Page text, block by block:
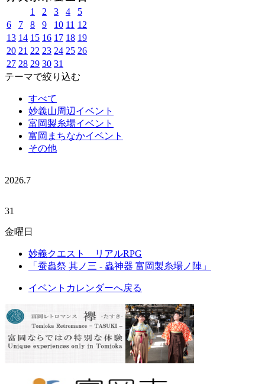
1
2 3 4
5
6
7 8 9 10 11 12
13 14 15 16 17 18 19
20 21 22 23 24 25 26
27 28 29 30 31
テーマで絞り込む
すべて
妙義山周辺イベント
富岡製糸場イベント
富岡まちなかイベント
その他
2026.7
31
金曜日
妙義クエスト リアルRPG
「蚕蟲祭 其ノ三 - 蟲神器 富岡製糸場ノ陣」
イベントカレンダーへ戻る